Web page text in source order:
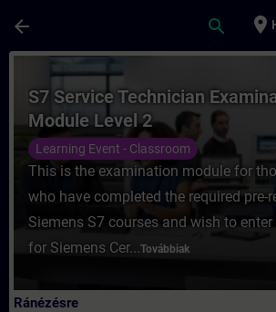
arrow_back search place
Tanfolyam - S7 Service
S7 Service Technician
Module Level 2
Learning Event - Classroom
This is the examination module for
who have completed the required pre-
Siemens S7 courses and wish to
for Siemens Cer...Továbbiak
Ránézésre